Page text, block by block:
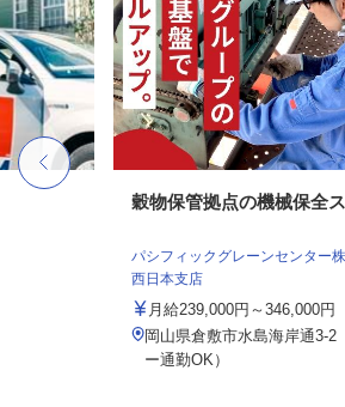
穀物保管拠点の機械保全
パシフィックグレーンセンター
西日本支店
月給239,000円～346,000円
岡山県倉敷市水島海岸通3-2
ー通勤OK）